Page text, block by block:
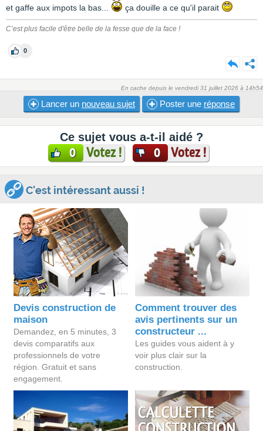
et gaffe aux impots la bas...
ça douille a ce qu'il parait
C’est plus facile d'être belle de la fesse que de la face !
0
En cache depuis le vendredi 31 juillet 2026 à 14h54
Lancer un nouveau sujet Poster une réponse
Ce sujet vous a-t-il aidé ?
0 Votez ! 0 Votez !
C'est intéressant aussi !
Devis construction de
maison
Demandez, en 5 minutes, 3
devis comparatifs aux
professionnels de votre
région. Gratuit et sans
engagement.
Comment trouver des
avis pertinents sur un
constructeur ...
Les guides vous aident à y
voir plus clair sur la
construction.